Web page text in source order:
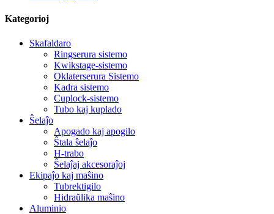
Kategorioj
Skafaldaro
Ringserura sistemo
Kwikstage-sistemo
Oklaterserura Sistemo
Kadra sistemo
Cuplock-sistemo
Tubo kaj kuplado
Ŝelaĵo
Apogado kaj apogilo
Ŝtala ŝelaĵo
H-trabo
Ŝelaĵaj akcesoraĵoj
Ekipaĵo kaj maŝino
Tubrektigilo
Hidraŭlika maŝino
Aluminio